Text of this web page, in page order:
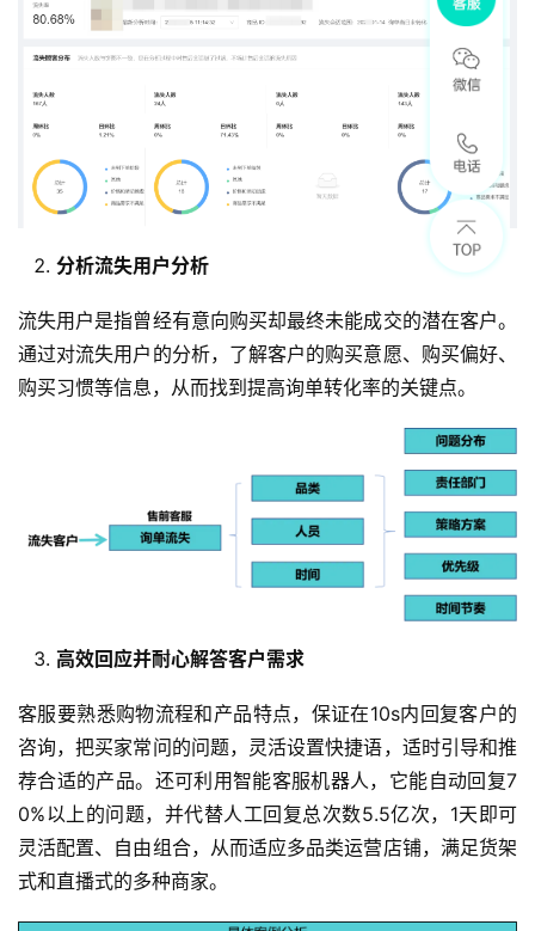
分析流失用户分析
流失用户是指曾经有意向购买却最终未能成交的潜在客户。
通过对流失用户的分析，了解客户的购买意愿、购买偏好、
购买习惯等信息，从而找到提高询单转化率的关键点。
高效回应并耐心解答客户需求
客服要熟悉购物流程和产品特点，保证在10s内回复客户的
咨询，把买家常问的问题，灵活设置快捷语，适时引导和推
荐合适的产品。还可利用智能客服机器人，它能自动回复7
0%以上的问题，并代替人工回复总次数5.5亿次，1天即可
灵活配置、自由组合，从而适应多品类运营店铺，满足货架
式和直播式的多种商家。